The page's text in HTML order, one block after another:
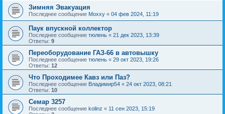
Зимняя Эвакуация
Последнее сообщение Moxxy « 04 фев 2024, 11:19
Паук впускной коллектор
Последнее сообщение тюлень « 21 дек 2023, 13:39
Ответы: 9
Переоборудование ГАЗ-66 в автовышку
Последнее сообщение тюлень « 29 окт 2023, 19:26
Ответы: 12
Что Проходимее Кавз или Паз?
Последнее сообщение Владимир54 « 24 окт 2023, 08:21
Ответы: 10
Семар 3257
Последнее сообщение kolinz « 11 сен 2023, 15:19